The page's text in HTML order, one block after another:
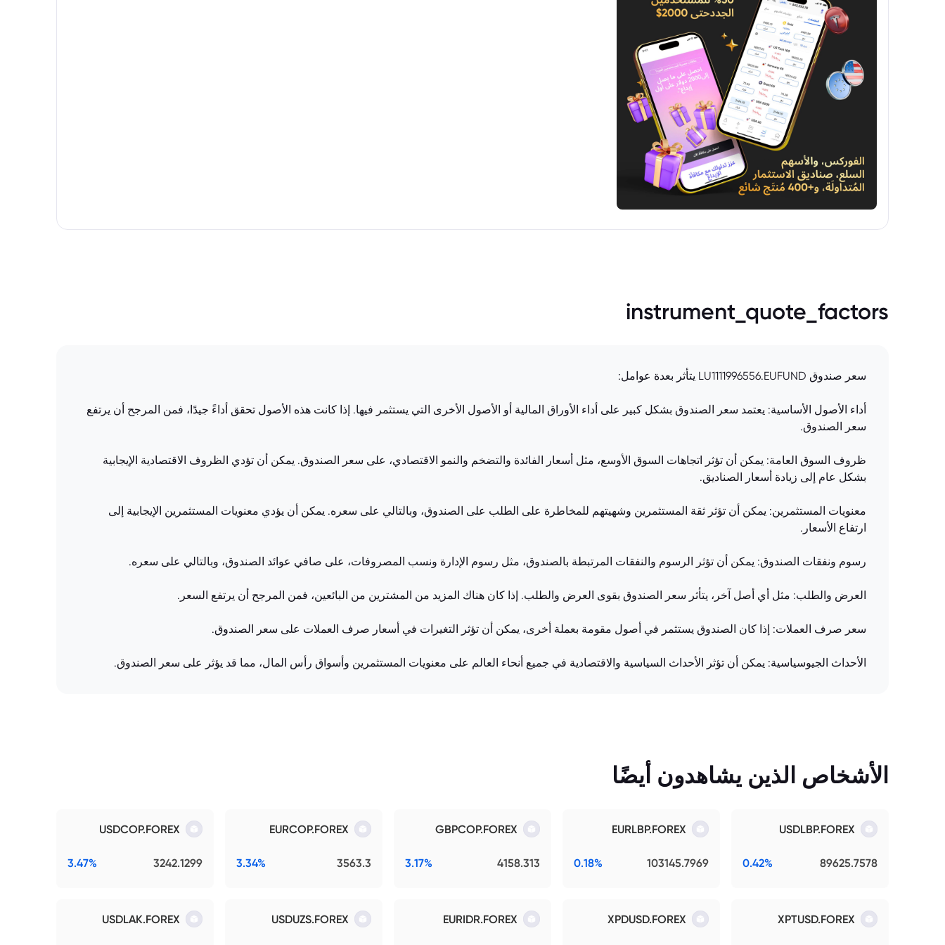
instrument_quote_factors
سعر صندوق LU1111996556.EUFUND يتأثر بعدة عوامل:
أداء الأصول الأساسية: يعتمد سعر الصندوق بشكل كبير على أداء الأوراق المالية أو الأصول الأخرى التي يستثمر فيها. إذا كانت هذه الأصول تحقق أداءً جيدًا، فمن المرجح أن يرتفع
سعر الصندوق.
ظروف السوق العامة: يمكن أن تؤثر اتجاهات السوق الأوسع، مثل أسعار الفائدة والتضخم والنمو الاقتصادي، على سعر الصندوق. يمكن أن تؤدي الظروف الاقتصادية الإيجابية
بشكل عام إلى زيادة أسعار الصناديق.
معنويات المستثمرين: يمكن أن تؤثر ثقة المستثمرين وشهيتهم للمخاطرة على الطلب على الصندوق، وبالتالي على سعره. يمكن أن يؤدي معنويات المستثمرين الإيجابية إلى
ارتفاع الأسعار.
رسوم ونفقات الصندوق: يمكن أن تؤثر الرسوم والنفقات المرتبطة بالصندوق، مثل رسوم الإدارة ونسب المصروفات، على صافي عوائد الصندوق، وبالتالي على سعره.
العرض والطلب: مثل أي أصل آخر، يتأثر سعر الصندوق بقوى العرض والطلب. إذا كان هناك المزيد من المشترين من البائعين، فمن المرجح أن يرتفع السعر.
سعر صرف العملات: إذا كان الصندوق يستثمر في أصول مقومة بعملة أخرى، يمكن أن تؤثر التغيرات في أسعار صرف العملات على سعر الصندوق.
الأحداث الجيوسياسية: يمكن أن تؤثر الأحداث السياسية والاقتصادية في جميع أنحاء العالم على معنويات المستثمرين وأسواق رأس المال، مما قد يؤثر على سعر الصندوق.
الأشخاص الذين يشاهدون أيضًا
USDLBP.FOREX
89625.7578
0.42%
EURLBP.FOREX
103145.7969
0.18%
GBPCOP.FOREX
4158.313
3.17%
EURCOP.FOREX
3563.3
3.34%
USDCOP.FOREX
3242.1299
3.47%
XPTUSD.FOREX
XPDUSD.FOREX
EURIDR.FOREX
USDUZS.FOREX
USDLAK.FOREX